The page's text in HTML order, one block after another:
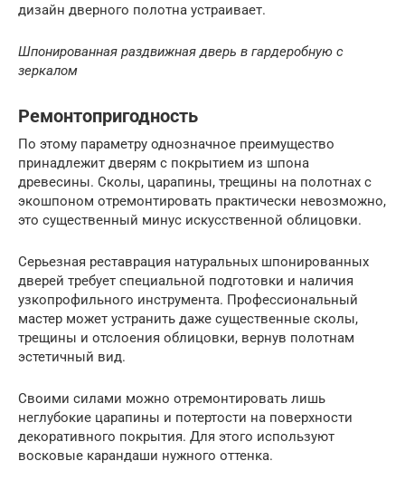
дизайн дверного полотна устраивает.
Шпонированная раздвижная дверь в гардеробную с
зеркалом
Ремонтопригодность
По этому параметру однозначное преимущество
принадлежит дверям с покрытием из шпона
древесины. Сколы, царапины, трещины на полотнах с
экошпоном отремонтировать практически невозможно,
это существенный минус искусственной облицовки.
Серьезная реставрация натуральных шпонированных
дверей требует специальной подготовки и наличия
узкопрофильного инструмента. Профессиональный
мастер может устранить даже существенные сколы,
трещины и отслоения облицовки, вернув полотнам
эстетичный вид.
Своими силами можно отремонтировать лишь
неглубокие царапины и потертости на поверхности
декоративного покрытия. Для этого используют
восковые карандаши нужного оттенка.